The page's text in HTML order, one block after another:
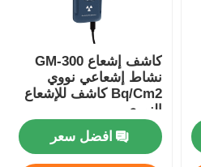
كاشف إشعاع GM-300
نشاط إشعاعي نووي
Bq/Cm2 كاشف للإشعاع
النووي
افضل سعر